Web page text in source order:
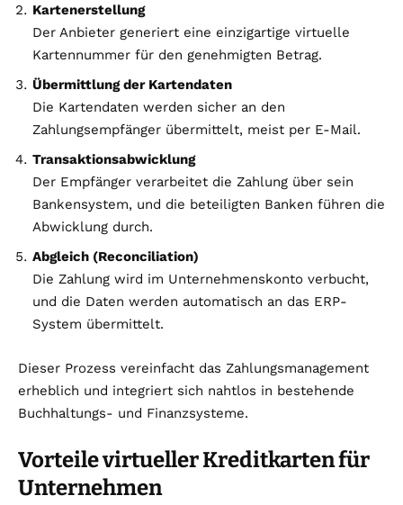
Kartenerstellung
Der Anbieter generiert eine einzigartige virtuelle
Kartennummer für den genehmigten Betrag.
Übermittlung der Kartendaten
Die Kartendaten werden sicher an den
Zahlungsempfänger übermittelt, meist per E-Mail.
Transaktionsabwicklung
Der Empfänger verarbeitet die Zahlung über sein
Bankensystem, und die beteiligten Banken führen die
Abwicklung durch.
Abgleich (Reconciliation)
Die Zahlung wird im Unternehmenskonto verbucht,
und die Daten werden automatisch an das ERP-
System übermittelt.
Dieser Prozess vereinfacht das Zahlungsmanagement
erheblich und integriert sich nahtlos in bestehende
Buchhaltungs- und Finanzsysteme.
Vorteile virtueller Kreditkarten für
Unternehmen